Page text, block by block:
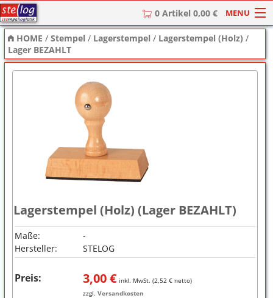
0 Artikel 0,00 € MENU
HOME
Stempel
Stempel-Textplatten
HOME /Stempel / Lagerstempel / Lagerstempel (Holz) /
Lager BEZAHLT
Lagerstempel (Holz) (Lager BEZAHLT)
Maße:
-
Hersteller:
STELOG
Preis: 3,00€ inkl. MwSt. (2,52€ netto)
zzgl. Versandkosten